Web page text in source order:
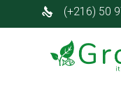
(+216) 50